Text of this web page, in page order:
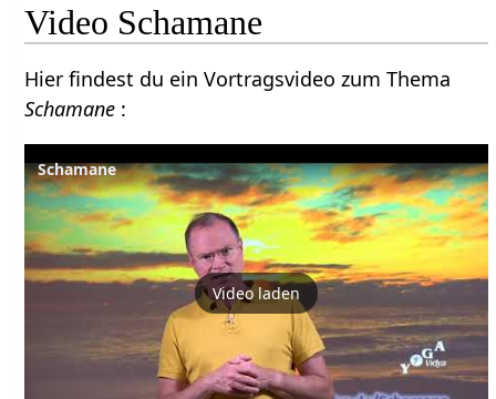
Video Schamane
Hier findest du ein Vortragsvideo zum Thema
Schamane :
Schamane
Video laden